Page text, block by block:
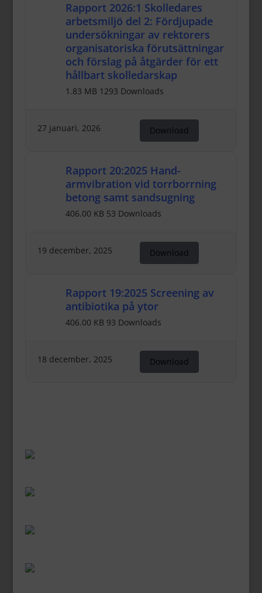
Rapport 2026:1 Skolledares
arbetsmiljö del 2: Fördjupade
undersökningar av rektorers
organisatoriska förutsättningar
och förslag på åtgärder för ett
hållbart skolledarskap
1.83 MB 1293 Downloads
27 januari, 2026 Download
Rapport 20:2025 Hand-
armvibration vid torrborrning
betong samt sandsugning
406.00 KB 53 Downloads
19 december, 2025 Download
Rapport 19:2025 Screening av
antibiotika på ytor
406.00 KB 93 Downloads
18 december, 2025 Download